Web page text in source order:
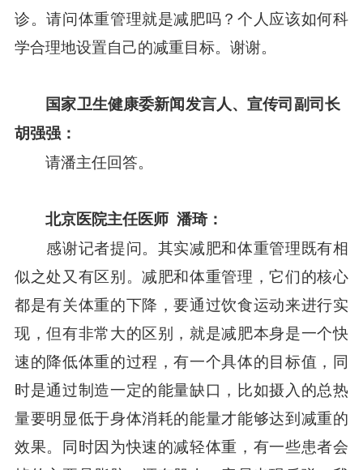
诊。请问体重管理就是减肥吗？个人应该如何科
学合理地设置自己的减重目标。谢谢。
国家卫生健康委新闻发言人、宣传司副司长
胡强强：
请潘主任回答。
北京医院主任医师 潘琦：
感谢记者提问。其实减肥和体重管理既有相
似之处又有区别。减肥和体重管理，它们的核心
都是有关体重的下降，要通过饮食运动来进行实
现，但有非常大的区别，就是减肥本身是一个快
速的降低体重的过程，有一个具体的目标值，同
时是通过制造一定的能量缺口，比如摄入的总热
量要明显低于身体消耗的能量才能够达到减重的
效果。同时因为快速的减轻体重，有一些患者会